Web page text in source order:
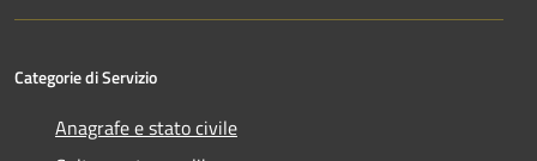
Categorie di Servizio
Anagrafe e stato civile